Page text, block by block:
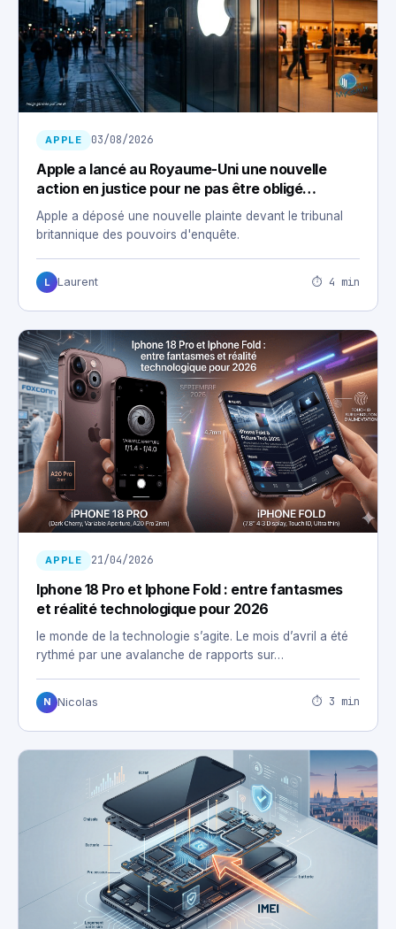
APPLE 03/08/2026
Apple a lancé au Royaume-Uni une nouvelle
action en justice pour ne pas être obligé
d’installer une porte dérobée
Apple a déposé une nouvelle plainte devant le tribunal
britannique des pouvoirs d'enquête.
L Laurent ⏱ 4 min
APPLE 21/04/2026
Iphone 18 Pro et Iphone Fold : entre fantasmes
et réalité technologique pour 2026
le monde de la technologie s’agite. Le mois d’avril a été
rythmé par une avalanche de rapports sur…
N Nicolas ⏱ 3 min